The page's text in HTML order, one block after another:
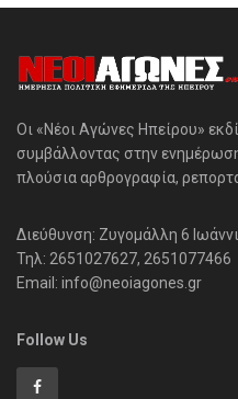
Οι «Νέοι Αγώνες Ηπείρου»
συμβάλλοντας στην
πλούσια αρθρογραφία,
Διεύθυνση: Ζυγομάλλη 6
Τηλ: 2651027627, 2651077466
Email: info@neoiagones.gr
Follow Us